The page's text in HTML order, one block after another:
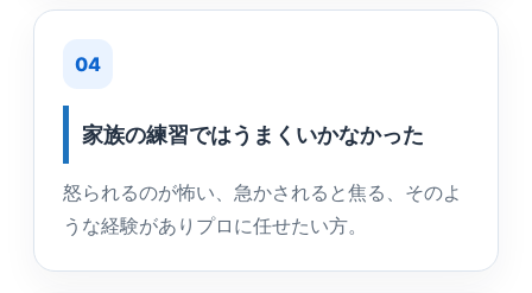
04
家族の練習ではうまくいかなかった
怒られるのが怖い、急かされると焦る、そのよ
うな経験がありプロに任せたい方。